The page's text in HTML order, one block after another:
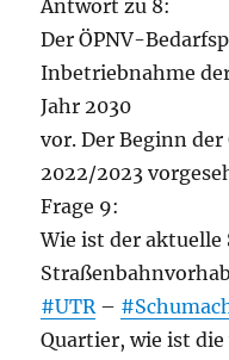
Antwort zu 8:
Der ÖPNV-
Inbetriebnahme
Jahr 2030
vor. Der Beginn
2022/2023
Frage 9:
Wie ist der aktuelle
#UTR–
Quartier, wie ist